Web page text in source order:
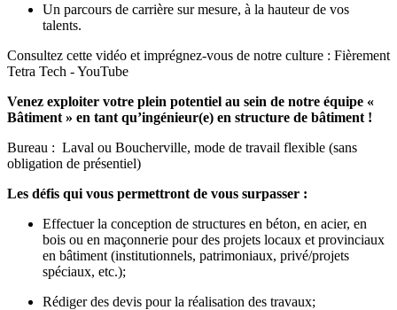
Un parcours de carrière sur mesure, à la hauteur de vos
talents.
Consultez cette vidéo et imprégnez-vous de notre culture : Fièrement
Tetra Tech - YouTube
Venez exploiter votre plein potentiel au sein de notre équipe «
Bâtiment » en tant qu’ingénieur(e) en structure de bâtiment !
Bureau : Laval ou Boucherville, mode de travail flexible (sans
obligation de présentiel)
Les défis qui vous permettront de vous surpasser :
Effectuer la conception de structures en béton, en acier, en
bois ou en maçonnerie pour des projets locaux et provinciaux
en bâtiment (institutionnels, patrimoniaux, privé/projets
spéciaux, etc.);
Rédiger des devis pour la réalisation des travaux;